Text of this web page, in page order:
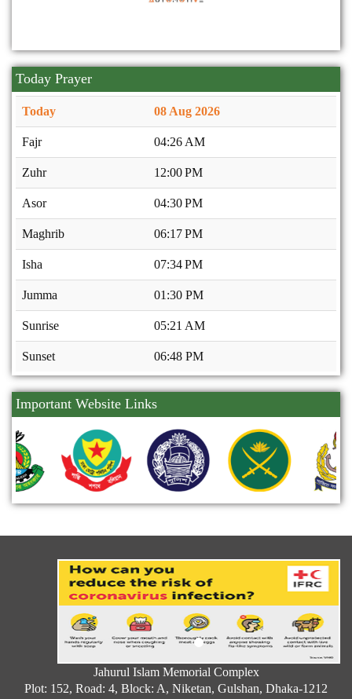
Today Prayer
Today 08 Aug 2026
Fajr 04:26 AM
Zuhr 12:00 PM
Asor 04:30 PM
Maghrib 06:17 PM
Isha 07:34 PM
Jumma 01:30 PM
Sunrise 05:21 AM
Sunset 06:48 PM
Important Website Links
Jahurul Islam Memorial Complex
Plot: 152, Road: 4, Block: A, Niketan, Gulshan, Dhaka-1212